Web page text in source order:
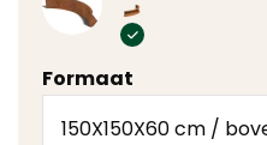
Formaat